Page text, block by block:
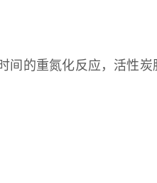
的重氮化反应，活性